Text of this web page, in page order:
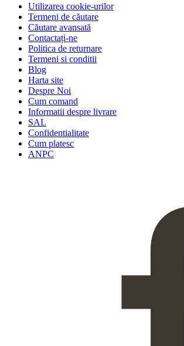
Utilizarea cookie-urilor
Termeni de căutare
Căutare avansată
Contactați-ne
Politica de returnare
Termeni si conditii
Blog
Harta site
Despre Noi
Cum comand
Informatii despre livrare
SAL
Confidentialitate
Cum platesc
ANPC